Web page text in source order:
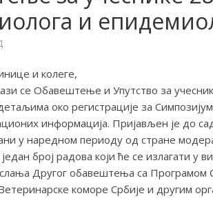
и
и колеге,
се Обавештење и Упутство за
око регистрације за
информација. Пријављен је до
у наредном периоду од стране
број радова који ће се излагати у
Другог обавештења са Програмом
коморе Србије и другим